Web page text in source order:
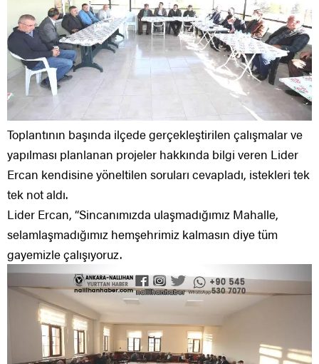
Toplantının başında ilçede gerçekleştirilen çalışmalar ve
yapılması planlanan projeler hakkında bilgi veren Lider
Ercan kendisine yöneltilen soruları cevapladı, istekleri tek
tek not aldı.
Lider Ercan, “Sincanımızda ulaşmadığımız Mahalle,
selamlaşmadığımız hemşehrimiz kalmasın diye tüm
gayemizle çalışıyoruz.